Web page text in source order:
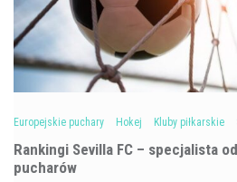
Europejskie puchary Hokej Kluby piłkarskie
Rankingi Sevilla FC – specjalista
pucharów